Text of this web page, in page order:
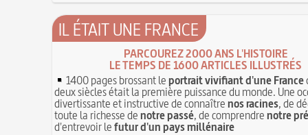
IL ÉTAIT UNE FRANCE
PARCOUREZ 2000 ANS L'HISTOIRE
LE TEMPS DE 1600 ARTICLES ILLUSTRÉS
1400 pages brossant leportrait vivifiant d'une France
deux siècles était la première puissance du monde. Une
divertissante et instructive de connaîtrenos racines, de
toute la richesse denotre passé, de comprendrenotre
d'entrevoir lefutur d'un pays millénaire